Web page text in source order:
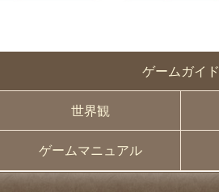
ゲームガイド
世界観
ゲームマニュアル